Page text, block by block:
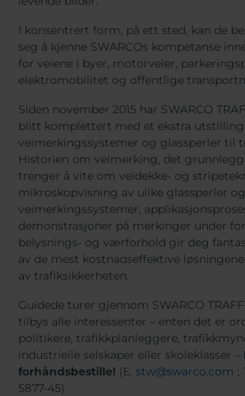
I konsentrert form, på ett sted, kan de
seg å kjenne SWARCOs kompetanse
for veiene i byer, motorveier,
elektromobilitet og offentlige
Siden november 2015 har SWARCO
blitt komplettert med et ekstra
veimerkingssystemer og glassperler til
Historien om veimerking, det
trenger å vite om veidekke- og
mikroskopvisning av ulike glassperler og
veimerkingssystemer,
demonstrasjoner på merkinger under
belysnings- og værforhold gir deg
av de mest kostnadseffektive
av trafiksikkerheten.
Guidede turer gjennom SWARCO
tilbys alle interessenter – enten det er
politikere, trafikkplanleggere,
industrielle selskaper eller skoleklasser –
forhåndsbestille! (E. stw@swarco.com ;
5877-45).